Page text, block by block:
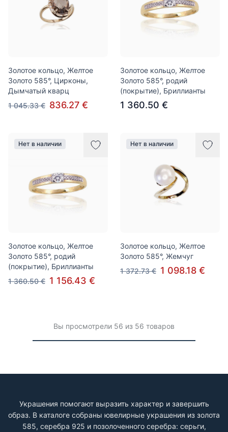
Украшения помогают выразить характер и завершить
образ. В каталоге собраны ювелирные украшения из золота
585, серебра 925 и позолоченного серебра: серьги,
Золотое кольцо, Желтое
Золото 585°, Цирконы,
Дымчатый кварц
1 045.33 € 836.27 €
Золотое кольцо, Желтое
Золото 585°, родий
(покрытие), Бриллианты
1 360.50 €
Нет в наличии
Золотое кольцо, Желтое
Золото 585°, родий
(покрытие), Бриллианты
1 360.50 € 1 156.43 €
Нет в наличии
Золотое кольцо, Желтое
Золото 585°, Жемчуг
1 372.73 € 1 098.18 €
Вы просмотрели 56 из 56 товаров